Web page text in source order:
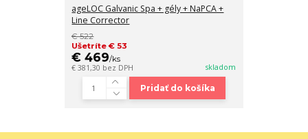
ageLOC Galvanic Spa + gély + NaPCA +
Line Corrector
€ 522
Ušetríte € 53
€ 469/ks
€ 381,30 bez DPH skladom
Pridať do košíka